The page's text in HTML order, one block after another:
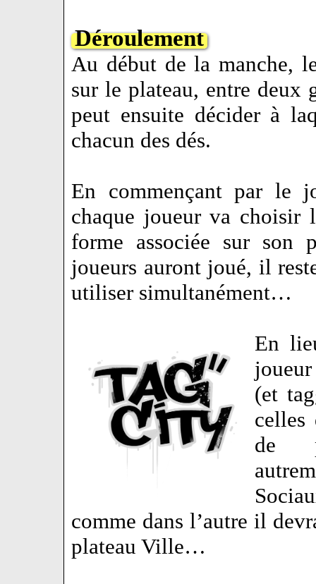
Déroulement
Au début de la manche,
sur le plateau, entre
peut ensuite décider à
chacun des dés.
En commençant par le
chaque joueur va choisir
forme associée sur son
joueurs auront joué, il
utiliser simultanément…
En
(et
celles
de
comme dans l’autre il
plateau Ville…